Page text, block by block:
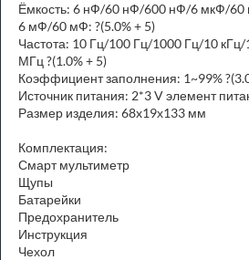
Ёмкость: 6 нФ/60 нФ/600 нФ/6 мкФ/60
6 мФ/60 мФ: ?(5.0% + 5)
Частота: 10 Гц/100 Гц/1000 Гц/10
МГц ?(1.0% + 5)
Коэффициент заполнения: 1~99%
Источник питания: 2*3 V элемент
Размер изделия: 68x19х133 мм
Комплектация:
Смарт мультиметр
Щупы
Батарейки
Предохранитель
Инструкция
Чехол